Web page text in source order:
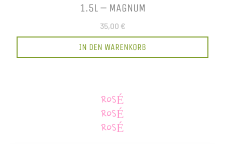
1.5L – MAGNUM
35,00 €
IN DEN WARENKORB
ROSÉ
ROSÉ
ROSÉ